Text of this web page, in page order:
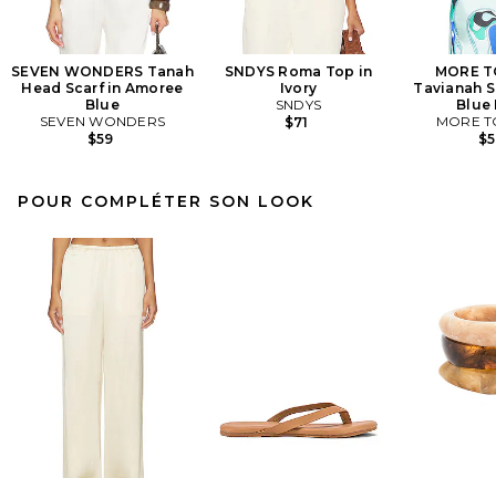
SEVEN WONDERS Tanah
Head Scarf in Amoree
Blue
SEVEN WONDERS
$59
SNDYS Roma Top in
Ivory
SNDYS
$71
MORE
Tavianah
Blue
MORE
POUR COMPLÉTER SON LOOK